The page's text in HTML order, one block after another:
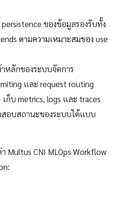
ของข้อมูลรองรับทั้ง
ตามความเหมาะสมของ use
หลักของระบบจัดการ
และ request routing
ก็บ metrics, logs และ traces
สอบสถานะของระบบได้แบบ
Multus CNI MLOps Workflow